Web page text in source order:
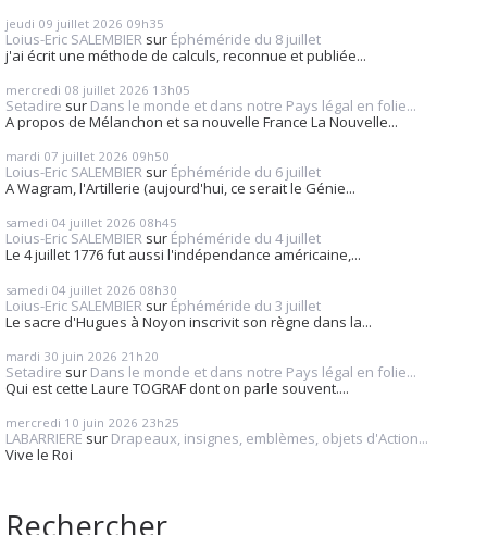
jeudi 09 juillet 2026 09h35
Loius-Eric SALEMBIER sur Éphéméride du 8 juillet
j'ai écrit une méthode de calculs, reconnue et publiée...
mercredi 08 juillet 2026 13h05
Setadire sur Dans le monde et dans notre Pays légal en folie...
A propos de Mélanchon et sa nouvelle France La Nouvelle...
mardi 07 juillet 2026 09h50
Loius-Eric SALEMBIER sur Éphéméride du 6 juillet
A Wagram, l'Artillerie (aujourd'hui, ce serait le Génie...
samedi 04 juillet 2026 08h45
Loius-Eric SALEMBIER sur Éphéméride du 4 juillet
Le 4 juillet 1776 fut aussi l'indépendance américaine,...
samedi 04 juillet 2026 08h30
Loius-Eric SALEMBIER sur Éphéméride du 3 juillet
Le sacre d'Hugues à Noyon inscrivit son règne dans la...
mardi 30 juin 2026 21h20
Setadire sur Dans le monde et dans notre Pays légal en folie...
Qui est cette Laure TOGRAF dont on parle souvent....
mercredi 10 juin 2026 23h25
LABARRIERE sur Drapeaux, insignes, emblèmes, objets d'Action...
Vive le Roi
Rechercher